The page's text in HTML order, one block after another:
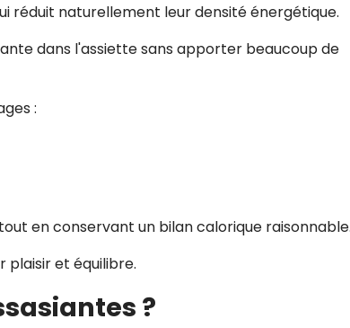
réduit naturellement leur densité énergétique.
dans l'assiette sans apporter beaucoup de
:
en conservant un bilan calorique
plaisir et équilibre.
?